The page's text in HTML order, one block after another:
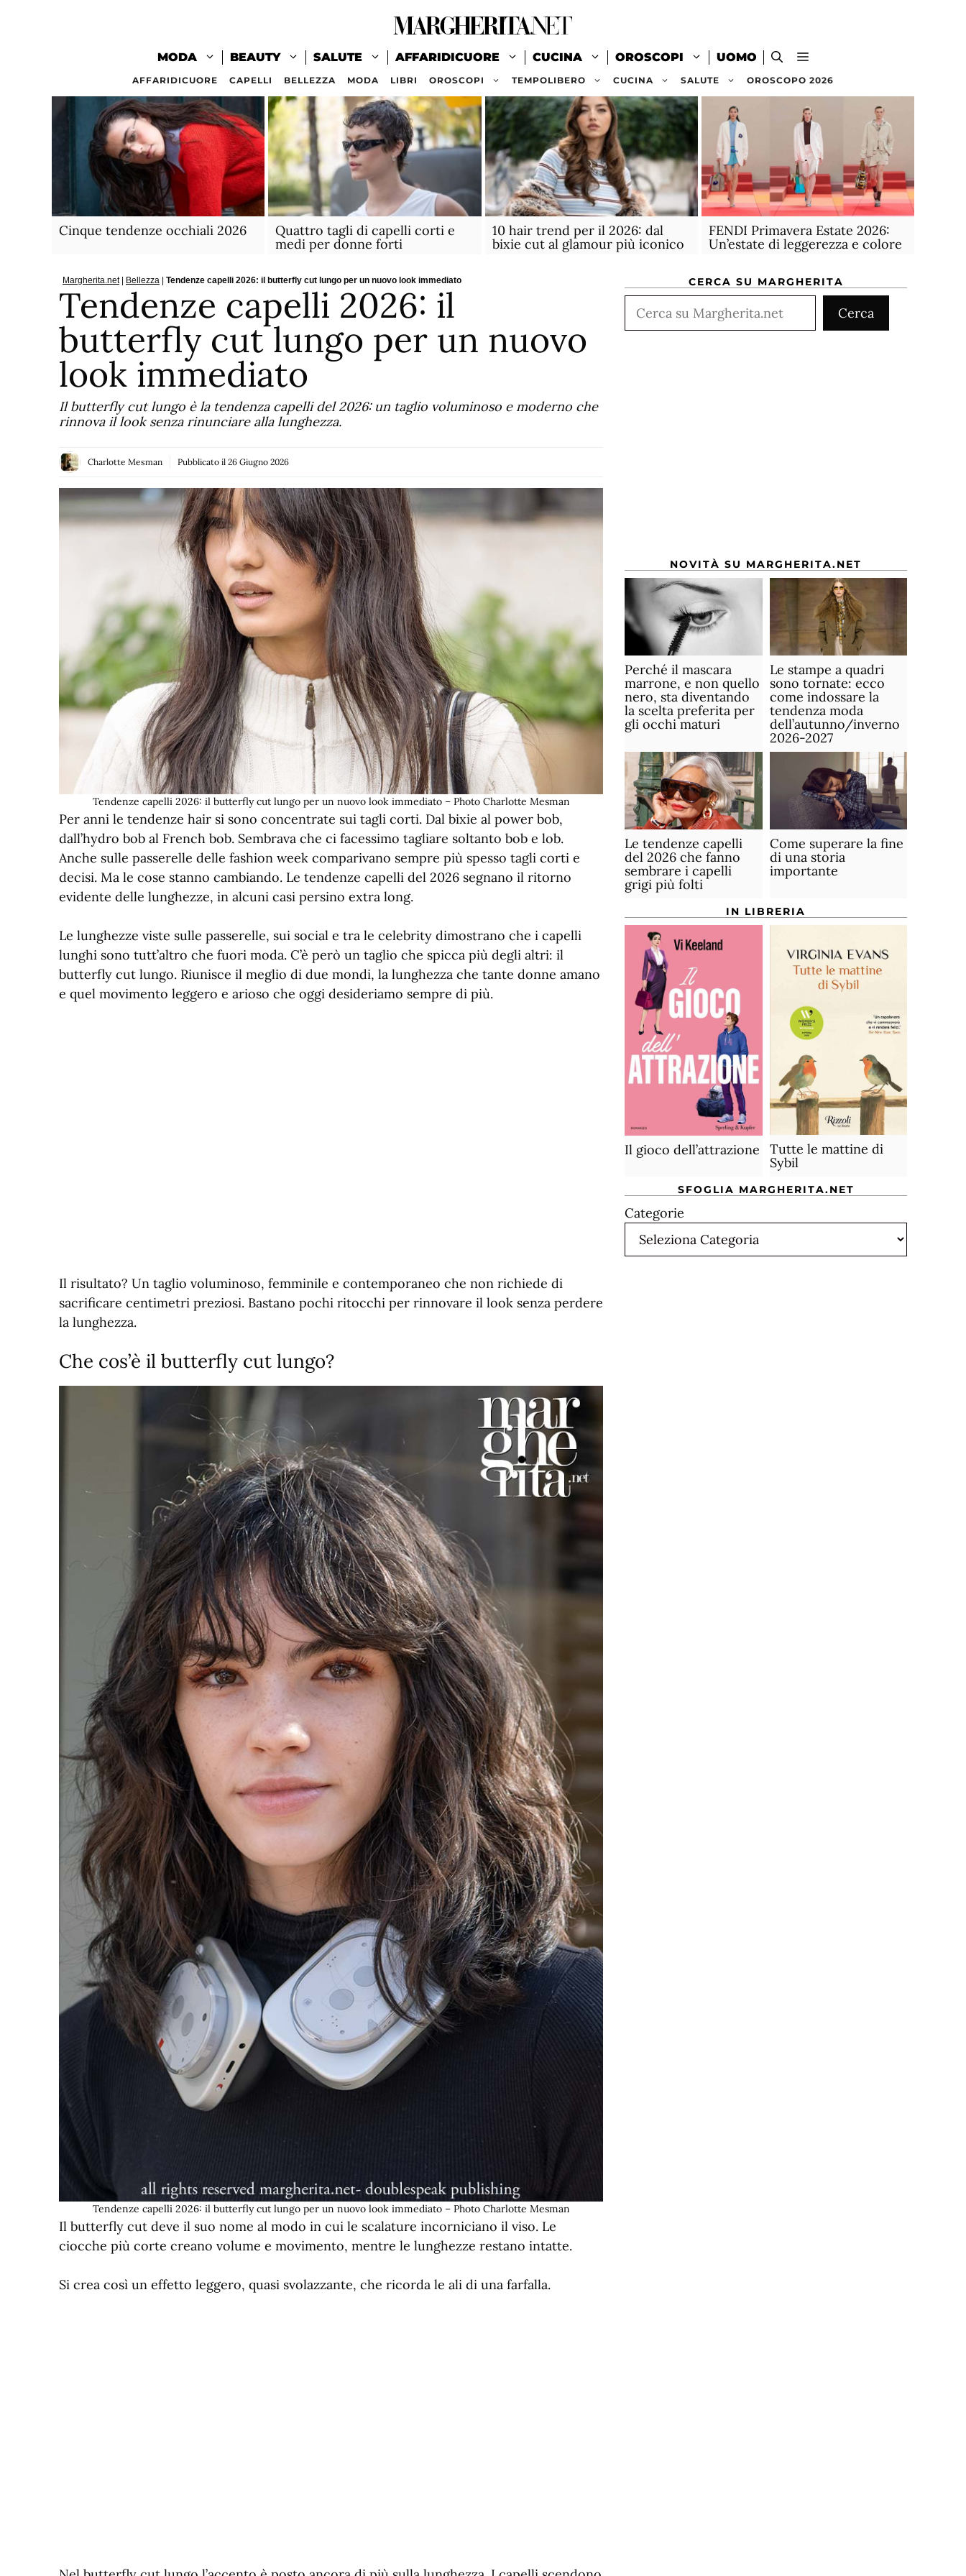
MODA BEAUTY SALUTE AFFARIDICUORE CUCINA OROSCOPI UOMO
AFFARIDICUORE CAPELLI BELLEZZA MODA LIBRI OROSCOPI TEMPOLIBERO CUCINA SALUTE OROSCOPO 2026
Cinque tendenze occhiali 2026
Quattro tagli di capelli corti e
medi per donne forti
10 hair trend per il 2026: dal
bixie cut al glamour più iconico
FENDI Primavera Estate 2026:
Un’estate di leggerezza e colore
Margherita.net| Bellezza | Tendenze capelli 2026: il butterfly cut lungo per un nuovo look immediato
Tendenze capelli 2026: il
butterfly cut lungo per un nuovo
look immediato
Il butterfly cut lungo è la tendenza capelli del 2026: un taglio voluminoso e moderno che
rinnova il look senza rinunciare alla lunghezza.
Charlotte Mesman Pubblicato il 26 Giugno 2026
Tendenze capelli 2026: il butterfly cut lungo per un nuovo look immediato – Photo Charlotte Mesman
Per anni le tendenze hair si sono concentrate sui tagli corti. Dal bixie al power bob,
dall’hydro bob al French bob. Sembrava che ci facessimo tagliare soltanto bob e lob.
Anche sulle passerelle delle fashion week comparivano sempre più spesso tagli corti e
decisi. Ma le cose stanno cambiando. Le tendenze capelli del 2026 segnano il ritorno
evidente delle lunghezze, in alcuni casi persino extra long.
Le lunghezze viste sulle passerelle, sui social e tra le celebrity dimostrano che i capelli
lunghi sono tutt’altro che fuori moda. C’è però un taglio che spicca più degli altri: il
butterfly cut lungo. Riunisce il meglio di due mondi, la lunghezza che tante donne amano
e quel movimento leggero e arioso che oggi desideriamo sempre di più.
Il risultato? Un taglio voluminoso, femminile e contemporaneo che non richiede di
sacrificare centimetri preziosi. Bastano pochi ritocchi per rinnovare il look senza perdere
la lunghezza.
Che cos’è il butterfly cut lungo?
Tendenze capelli 2026: il butterfly cut lungo per un nuovo look immediato – Photo Charlotte Mesman
Il butterfly cut deve il suo nome al modo in cui le scalature incorniciano il viso. Le
ciocche più corte creano volume e movimento, mentre le lunghezze restano intatte.
Si crea così un effetto leggero, quasi svolazzante, che ricorda le ali di una farfalla.
CERCA SU MARGHERITA
Cerca
Cerca
NOVITÀ SU MARGHERITA.NET
Perché il mascara
marrone, e non quello
nero, sta diventando
la scelta preferita per
gli occhi maturi
Le stampe a quadri
sono tornate: ecco
come indossare la
tendenza moda
dell’autunno/inverno
2026-2027
Le tendenze capelli
del 2026 che fanno
sembrare i capelli
grigi più folti
Come superare la fine
di una storia
importante
IN LIBRERIA
Il gioco dell’attrazione
Tutte le mattine di
Sybil
SFOGLIA MARGHERITA.NET
Categorie